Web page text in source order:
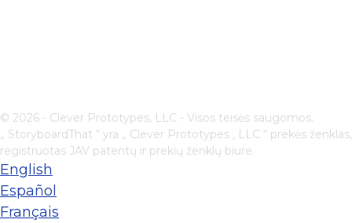
© 2026 - Clever Prototypes, LLC - Visos teisės saugomos.
„ StoryboardThat “ yra „ Clever Prototypes , LLC “ prekės ženklas,
registruotas JAV patentų ir prekių ženklų biure.
English
Español
Français